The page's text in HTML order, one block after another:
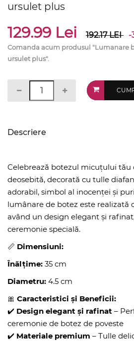
ursulet plus
129.99 Lei 192.17LEI -
Comanda acum produsul "Lumanare
ursulet plus".
Descriere
Celebrează botezul micuțului tău
deosebită, decorată cu tulle
adorabil, simbol al inocenței și
lumânare de botez este realizată
având un design elegant și
ceremonie specială.
📏 Dimensiuni:
Înălțime: 35 cm
Diametru: 4.5 cm
🎀 Caracteristici și Beneficii:
✔️ Design elegant și rafinat –
ceremonie de botez de poveste
✔️ Materiale premium – Tulle